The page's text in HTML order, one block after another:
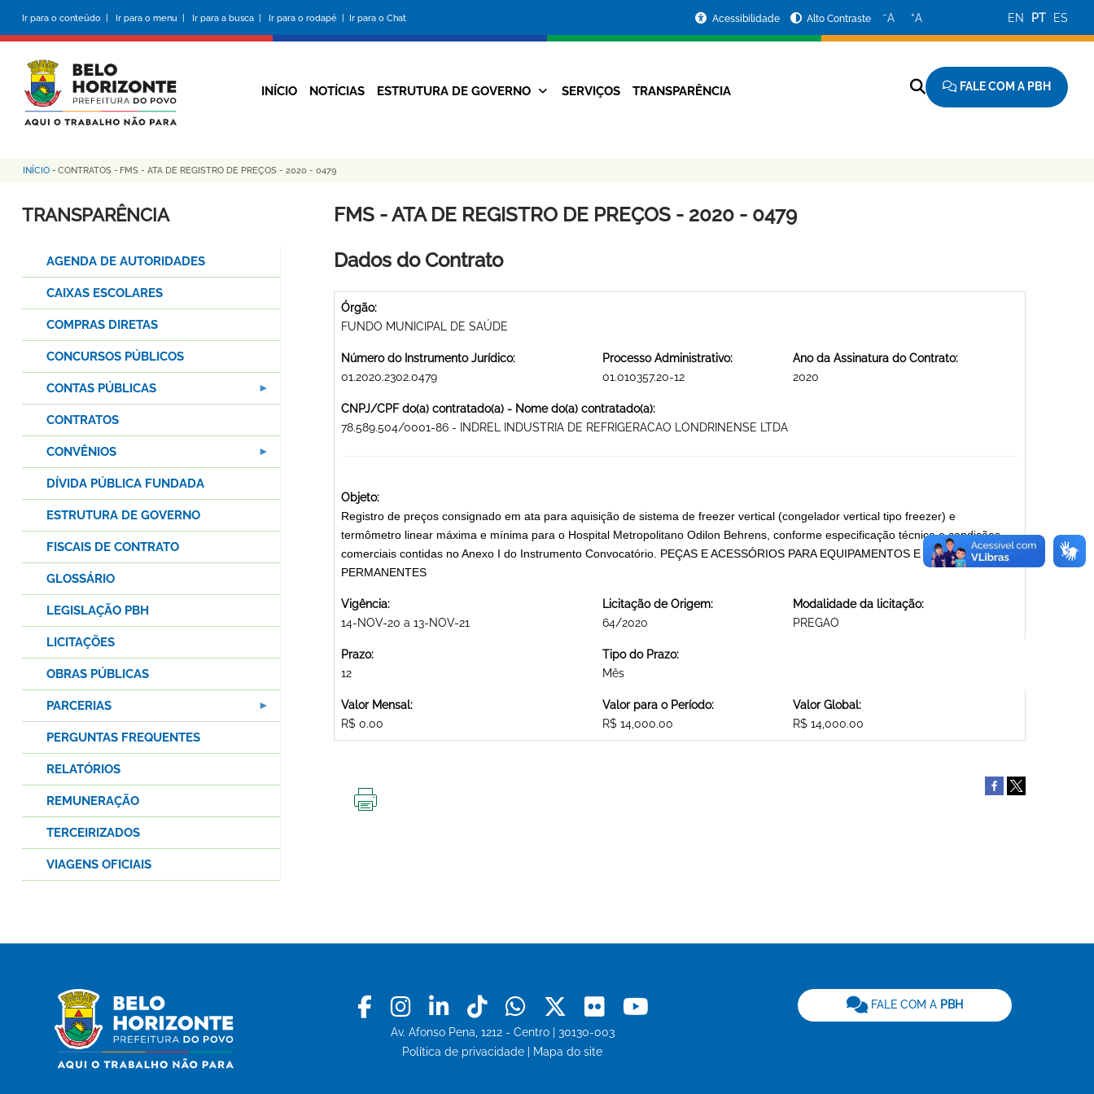
conteúdo
principal
Ir para o conteúdo | Ir para o menu | Ir para a busca | Ir para o rodapé | Ir para o Chat
da
Prefeitura
Acessibilidade Alto Contraste −A +A EN PT ES
Navegação
INÍCIO NOTÍCIAS ESTRUTURA DE GOVERNO SERVIÇOS TRANSPARÊNCIA FALE COM A PBH
Trilha
de
INÍCIO - CONTRATOS - FMS - ATA DE REGISTRO DE PREÇOS - 2020 - 0479
FMS - ATA DE REGISTRO DE PREÇOS - 2020 - 0479
Dados do Contrato
Órgão:
FUNDO MUNICIPAL DE SAÚDE
Número do Instrumento Jurídico:
01.2020.2302.0479
Processo Administrativo:
01.010357.20-12
Ano da Assinatura do Contrato:
2020
CNPJ/CPF do(a) contratado(a) - Nome do(a) contratado(a):
78.589.504/0001-86 - INDREL INDUSTRIA DE REFRIGERACAO LONDRINENSE LTDA
Objeto:
Registro de preços consignado em ata para aquisição de sistema de freezer vertical (congelador vertical tipo freezer) e
termômetro linear máxima e mínima para o Hospital Metropolitano Odilon Behrens, conforme especificação técnica e condições
comerciais contidas no Anexo I do Instrumento Convocatório. PEÇAS E ACESSÓRIOS PARA EQUIPAMENTOS E MATERIAIS
PERMANENTES
Vigência:
14-NOV-20 a 13-NOV-21
Licitação de Origem:
64/2020
Modalidade da licitação:
PREGAO
Prazo:
12
Tipo do Prazo:
Mês
Valor Mensal:
R$ 0.00
Valor para o Período:
R$ 14,000.00
Valor Global:
R$ 14,000.00
TRANSPARÊNCIA
AGENDA DE AUTORIDADES
CAIXAS ESCOLARES
COMPRAS DIRETAS
CONCURSOS PÚBLICOS
CONTAS PÚBLICAS
CONTRATOS
CONVÊNIOS
DÍVIDA PÚBLICA FUNDADA
ESTRUTURA DE GOVERNO
FISCAIS DE CONTRATO
GLOSSÁRIO
LEGISLAÇÃO PBH
LICITAÇÕES
OBRAS PÚBLICAS
PARCERIAS
PERGUNTAS FREQUENTES
RELATÓRIOS
REMUNERAÇÃO
TERCEIRIZADOS
VIAGENS OFICIAIS
Facebook
Instagram
LinkedinTiktokWhatsapp
X Flickr
Av. Afonso Pena, 1212 - Centro | 30130-003
Política de privacidade
Mapa do site
FALE COM A PBH